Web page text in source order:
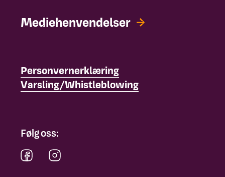
Mediehenvendelser
Personvernerklæring
Varsling/Whistleblowing
Følg oss: